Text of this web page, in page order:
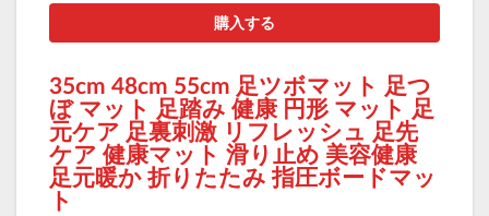
購入する
35cm 48cm 55cm 足ツボマット 足つ
ぼ マット 足踏み 健康 円形 マット 足
元ケア 足裏刺激 リフレッシュ 足先
ケア 健康マット 滑り止め 美容健康
足元暖か 折りたたみ 指圧ボードマッ
ト